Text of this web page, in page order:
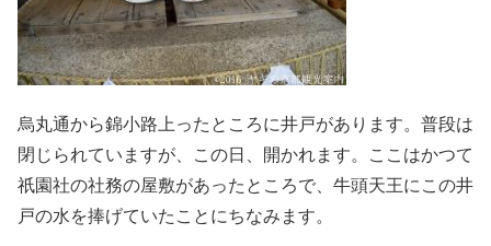
烏丸通から錦小路上ったところに井戸があります。普段は
閉じられていますが、この日、開かれます。ここはかつて
祇園社の社務の屋敷があったところで、牛頭天王にこの井
戸の水を捧げていたことにちなみます。